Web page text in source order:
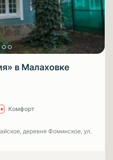
в Малаховке
Комфорт
деревня Фоминское, ул.